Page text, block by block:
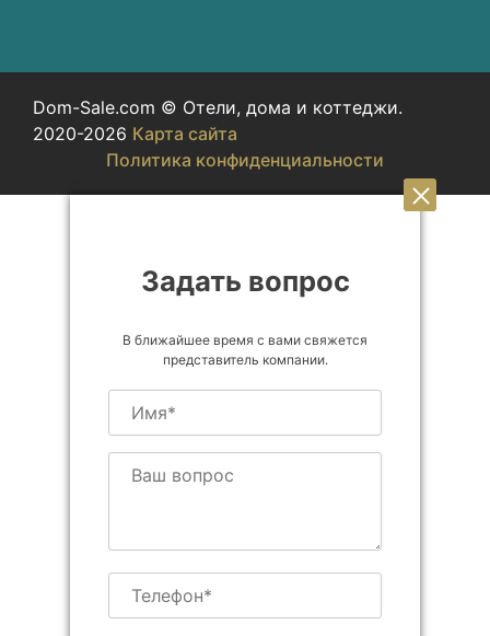
Dom-Sale.com © Отели, дома и коттеджи.
2020-2026 Карта сайта
Политика конфиденциальности
Задать вопрос
В ближайшее время с вами свяжется
представитель компании.